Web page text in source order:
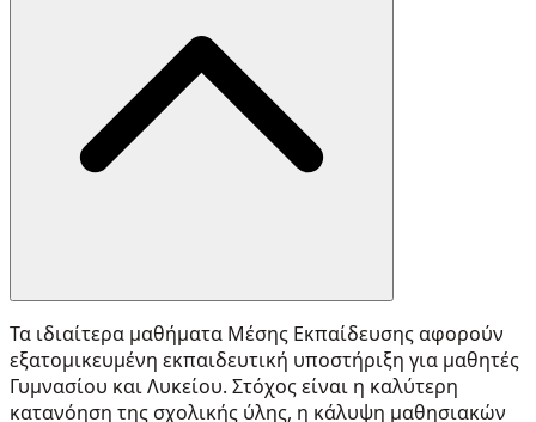
Τα ιδιαίτερα μαθήματα Μέσης Εκπαίδευσης αφορούν
εξατομικευμένη εκπαιδευτική υποστήριξη για μαθητές
Γυμνασίου και Λυκείου. Στόχος είναι η καλύτερη
κατανόηση της σχολικής ύλης, η κάλυψη μαθησιακών